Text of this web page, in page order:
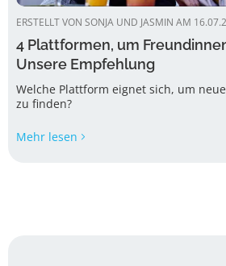
ERSTELLT VON SONJA UND JASMIN AM
4 Plattformen, um
Unsere Empfehlung
Welche Plattform eignet sich, um
zu finden?
Mehr lesen